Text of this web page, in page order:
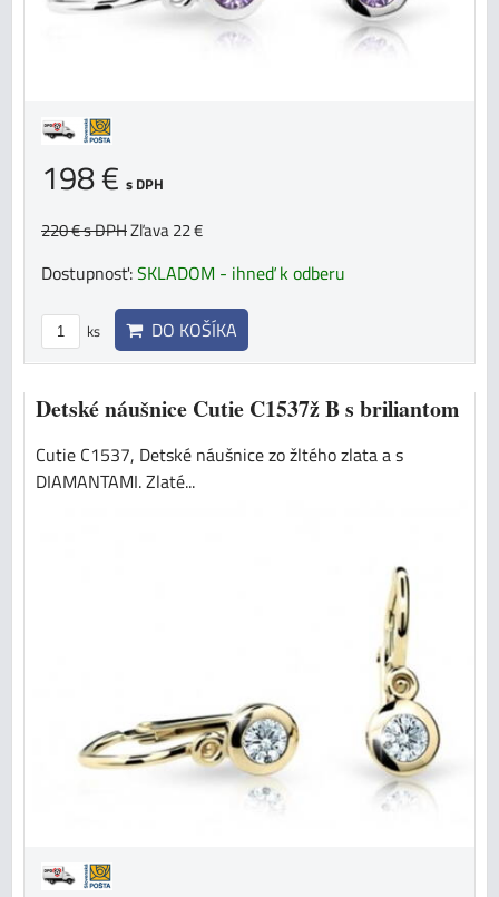
198 € s DPH
220 €s DPHZľava 22 €
Dostupnosť:SKLADOM - ihneď k odberu
ks DO KOŠÍKA
Detské náušnice Cutie C1537ž B s briliantom
Cutie C1537, Detské náušnice zo žltého zlata a s
DIAMANTAMI. Zlaté...